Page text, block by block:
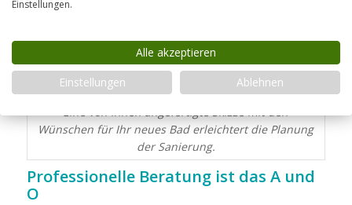
Wünschen für Ihr neues Bad erleichtert die Planung
der Sanierung.
Professionelle Beratung ist das A und
O
Einstellungen.
Alle akzeptieren
Einstellungen
Ablehnen